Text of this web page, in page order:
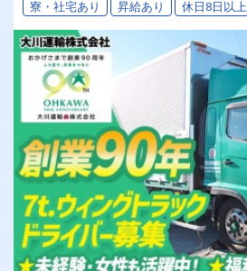
寮・社宅あり 昇給あり 休日8日以上